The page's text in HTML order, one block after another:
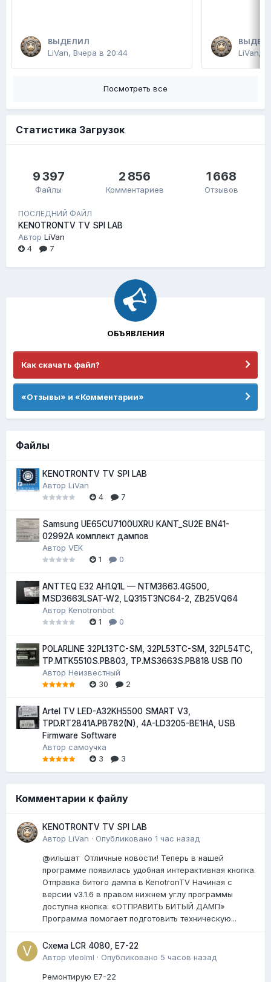
ВЫДЕЛИЛ
LiVan, Вчера в 20:44 LiVan,
Посмотреть все
Статистика Загрузок
9 397
Файлы
2 856
Комментариев
1 668
Отзывов
ПОСЛЕДНИЙ ФАЙЛ
KENOTRONTV TV SPI LAB
Автор LiVan
4
7
ОБЪЯВЛЕНИЯ
Как скачать файл?
«Отзывы» и «Комментарии»
Файлы
KENOTRONTV TV SPI LAB
Автор LiVan
4
7
Samsung UE65CU7100UXRU KANT_SU2E BN41-
02992A комплект дампов
Автор VEK
1
0
ANTTEQ E32 AH1.Q1L — NTM3663.4G500,
MSD3663LSAT-W2, LQ315T3NC64-2, ZB25VQ64
Автор Kenotronbot
1
0
POLARLINE 32PL13TC-SM, 32PL53TC-SM, 32PL54TC,
TP.MTK5510S.PB803, TP.MS3663S.PB818 USB ПО
Автор Неизвестный
30
2
Artel TV LED-A32KH5500 SMART V3,
TPD.RT2841A.PB782(N), 4A-LD3205-BE1HA, USB
Firmware Software
Автор самоучка
3
3
Комментарии к файлу
KENOTRONTV TV SPI LAB
Автор LiVan · Опубликовано 1 час назад
@ильшат Отличные новости! Теперь в нашей
программе появилась удобная интерактивная кнопка.
Отправка битого дампа в KenotronTV Начиная с
версии v3.1.6 в правом нижнем углу программы
доступна кнопка: «ОТПРАВИТЬ БИТЫЙ ДАМП»
Программа помогает подготовить техническую...
Схема LCR 4080, E7-22
Автор vleolml · Опубликовано 5 часов назад
Ремонтирую E7-22